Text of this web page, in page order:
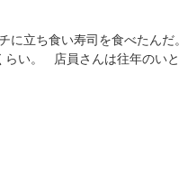
に立ち食い寿司を食べたんだ。
らい。 店員さんは往年のいと